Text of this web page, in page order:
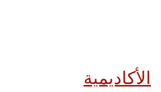
الأكاديمية